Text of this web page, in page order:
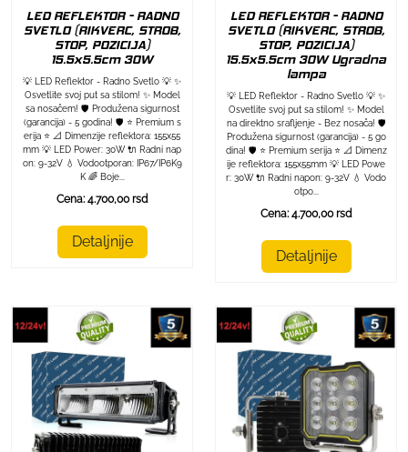
LED REFLEKTOR - RADNO
SVETLO (RIKVERC, STROB,
STOP, POZICIJA)
15.5x5.5cm 30W
💡 LED Reflektor - Radno Svetlo 💡 ✨
Osvetlite svoj put sa stilom! ✨ Model
sa nosačem! 🛡️ Produžena sigurnost
(garancija) - 5 godina! 🛡️ ⭐ Premium s
erija ⭐ 📐 Dimenzije reflektora: 155x55
mm 💡 LED Power: 30W 🔌 Radni nap
on: 9-32V 💧 Vodootporan: IP67/IP6K9
K 🌈 Boje...
Cena: 4.700,00 rsd
Detaljnije
LED REFLEKTOR - RADNO
SVETLO (RIKVERC, STROB,
STOP, POZICIJA)
15.5x5.5cm 30W Ugradna
lampa
💡 LED Reflektor - Radno Svetlo 💡 ✨
Osvetlite svoj put sa stilom! ✨ Model
na direktno srafljenje - Bez nosača! 🛡️
Produžena sigurnost (garancija) - 5 go
dina! 🛡️ ⭐ Premium serija ⭐ 📐 Dimenz
ije reflektora: 155x55mm 💡 LED Powe
r: 30W 🔌 Radni napon: 9-32V 💧 Vodo
otpo...
Cena: 4.700,00 rsd
Detaljnije